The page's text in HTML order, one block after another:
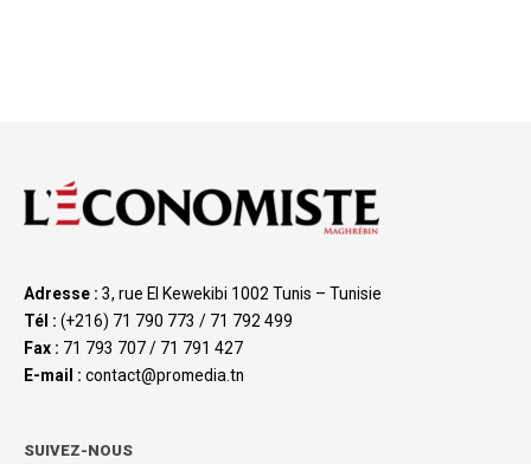
Adresse : 3, rue El Kewekibi 1002 Tunis – Tunisie
Tél : (+216) 71 790 773 / 71 792 499
Fax : 71 793 707 / 71 791 427
E-mail : contact@promedia.tn
SUIVEZ-NOUS